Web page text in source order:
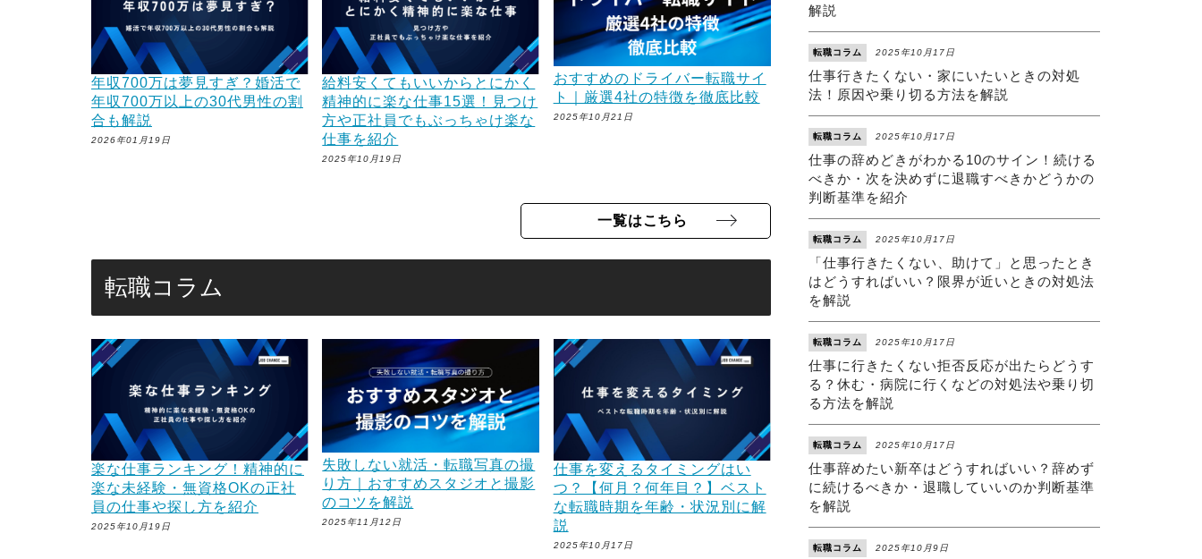
年収700万は夢見すぎ？婚活で
年収700万以上の30代男性の割
合も解説
2026年01月19日
給料安くてもいいからとにかく
精神的に楽な仕事15選！見つけ
方や正社員でもぶっちゃけ楽な
仕事を紹介
2025年10月19日
おすすめのドライバー転職サイ
ト｜厳選4社の特徴を徹底比較
2025年10月21日
一覧はこちら
転職コラム
楽な仕事ランキング！精神的に
楽な未経験・無資格OKの正社
員の仕事や探し方を紹介
2025年10月19日
失敗しない就活・転職写真の撮
り方｜おすすめスタジオと撮影
のコツを解説
2025年11月12日
仕事を変えるタイミングはい
つ？【何月？何年目？】ベスト
な転職時期を年齢・状況別に解
説
2025年10月17日
解説
転職コラム 2025年10月17日
仕事行きたくない・家にいたいときの対処
法！原因や乗り切る方法を解説
転職コラム 2025年10月17日
仕事の辞めどきがわかる10のサイン！続ける
べきか・次を決めずに退職すべきかどうかの
判断基準を紹介
転職コラム 2025年10月17日
「仕事行きたくない、助けて」と思ったとき
はどうすればいい？限界が近いときの対処法
を解説
転職コラム 2025年10月17日
仕事に行きたくない拒否反応が出たらどうす
る？休む・病院に行くなどの対処法や乗り切
る方法を解説
転職コラム 2025年10月17日
仕事辞めたい新卒はどうすればいい？辞めず
に続けるべきか・退職していいのか判断基準
を解説
転職コラム 2025年10月9日